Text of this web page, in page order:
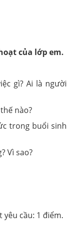
của lớp em.
gì? Ai là người
nào?
trong buổi sinh
Vì sao?
cầu: 1 điểm.